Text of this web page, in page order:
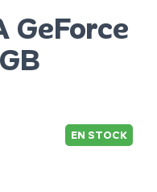
GeForce
EN STOCK